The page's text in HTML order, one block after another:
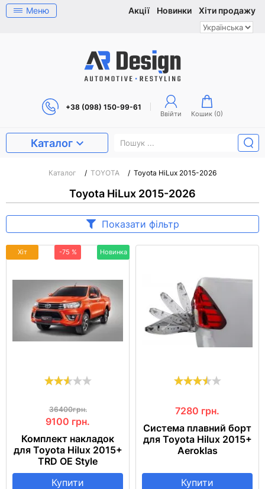
Меню Акції Новинки Хіти продажу
+38 (098) 150-99-61
Ввійти Кошик (0)
Каталог
Каталог / TOYOTA / Toyota HiLux 2015-2026
Toyota HiLux 2015-2026
Показати фільтр
-75 % Новинка
Хіт
36400грн.
9100 грн.
Комплект накладок
для Toyota Hilux 2015+
TRD OE Style
Купити
7280 грн.
Система плавний борт
для Toyota Hilux 2015+
Aeroklas
Купити